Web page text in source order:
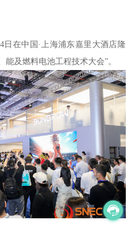
日在中国·上海浦东嘉里大酒店隆
能及燃料电池工程技术大会”。